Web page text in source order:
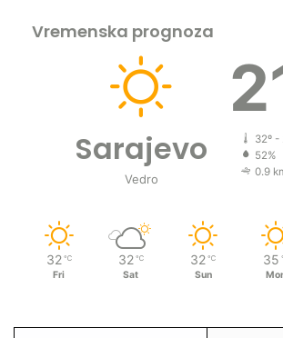
Vremenska prognoza
Sarajevo
Vedro
32º -
52%
0.9
32 ℃
Fri
32 ℃
Sat
32 ℃
Sun
35